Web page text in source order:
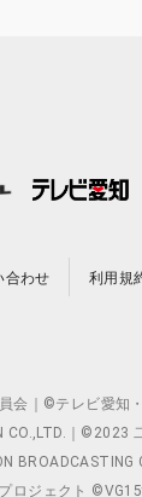
合わせ 利用規
｜©テレビ愛知
｜
ロジェクト